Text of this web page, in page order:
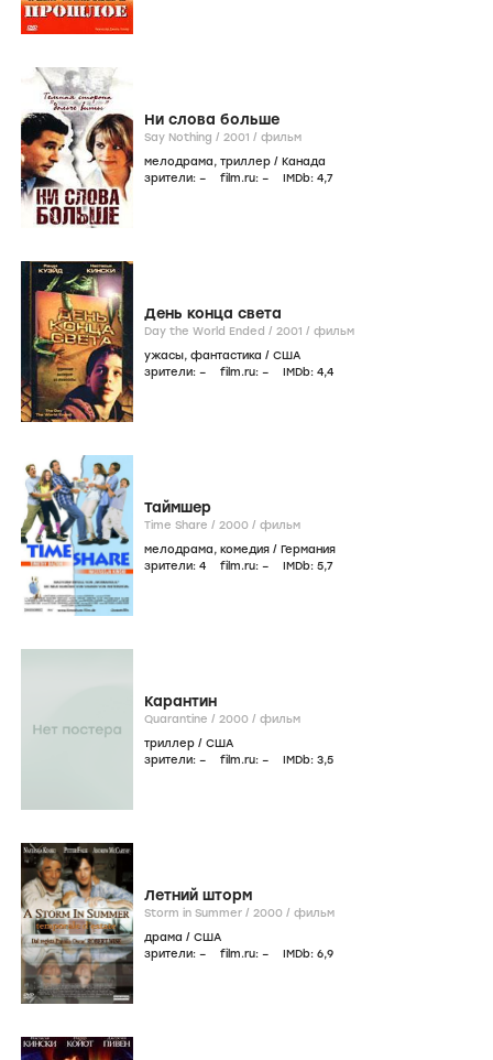
Ни слова больше
Say Nothing / 2001 / фильм
мелодрама, триллер / Канада
зрители: – film.ru: – IMDb: 4,7
День конца света
Day the World Ended / 2001 / фильм
ужасы, фантастика / США
зрители: – film.ru: – IMDb: 4,4
Таймшер
Time Share / 2000 / фильм
мелодрама, комедия / Германия
зрители: 4 film.ru: – IMDb: 5,7
Карантин
Quarantine / 2000 / фильм
триллер / США
зрители: – film.ru: – IMDb: 3,5
Летний шторм
Storm in Summer / 2000 / фильм
драма / США
зрители: – film.ru: – IMDb: 6,9